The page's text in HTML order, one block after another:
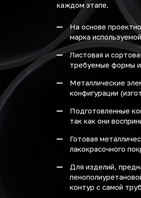
каждом этапе.
На основе
марка
Листовая и
требуемые формы
Металлические
конфигурации
Подготовленные
так как они
Готовая
лакокрасочного
Для изделий,
контур с самой